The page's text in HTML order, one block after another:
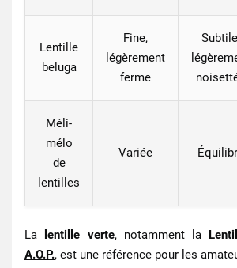
Lentille
beluga
Fine,
légèrement
ferme
Méli-
mélo
de
lentilles
Variée
La lentille verte, notamment la
A.O.P., est une référence pour les